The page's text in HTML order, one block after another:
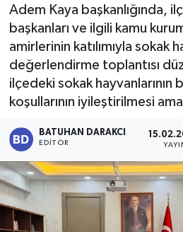
Adem Kaya başkanlığında,
başkanları ve ilgili kamu
amirlerinin katılımıyla sokak
değerlendirme toplantısı
ilçedeki sokak hayvanlarının
koşullarının iyileştirilmesi
BATUHAN DARAKCI
EDITÖR
Devrek
Gökçebey
Bartın
Ulusal
Son Dakika Haberleri
Haber Arşivi